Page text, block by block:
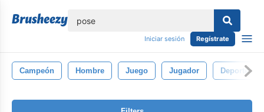
Iniciar sesión Regístrate
Campeón Hombre Juego Jugador Deporte